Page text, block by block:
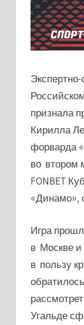
признала
Кирилла
форварда
во втором
FONBET
«Динамо»,
Игра
в Москве
в пользу
Угальде